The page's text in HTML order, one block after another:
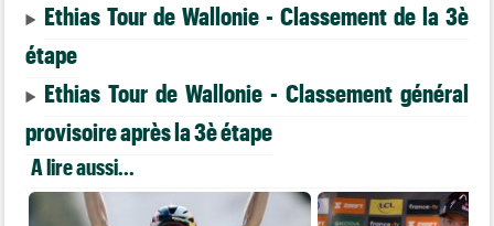
Ethias Tour de Wallonie - Classement de la 3è
étape
Ethias Tour de Wallonie - Classement général
provisoire après la 3è étape
A lire aussi...